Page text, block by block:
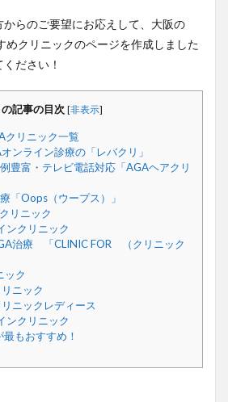
らのご要望にお応えして、大阪の
めクリニックのページを作成しました
ださい！
の記事の目次 [非表示]
クリニック一覧
ンライン診療の「レバクリ」
豊富・テレビ電話対応「AGAヘアクリ
「Oops（ウープス）」
リニック
クリニック
治療 「CLINIC FOR （クリニック
ク
ニック
ニックレディース
クリニック
もおすすめ！